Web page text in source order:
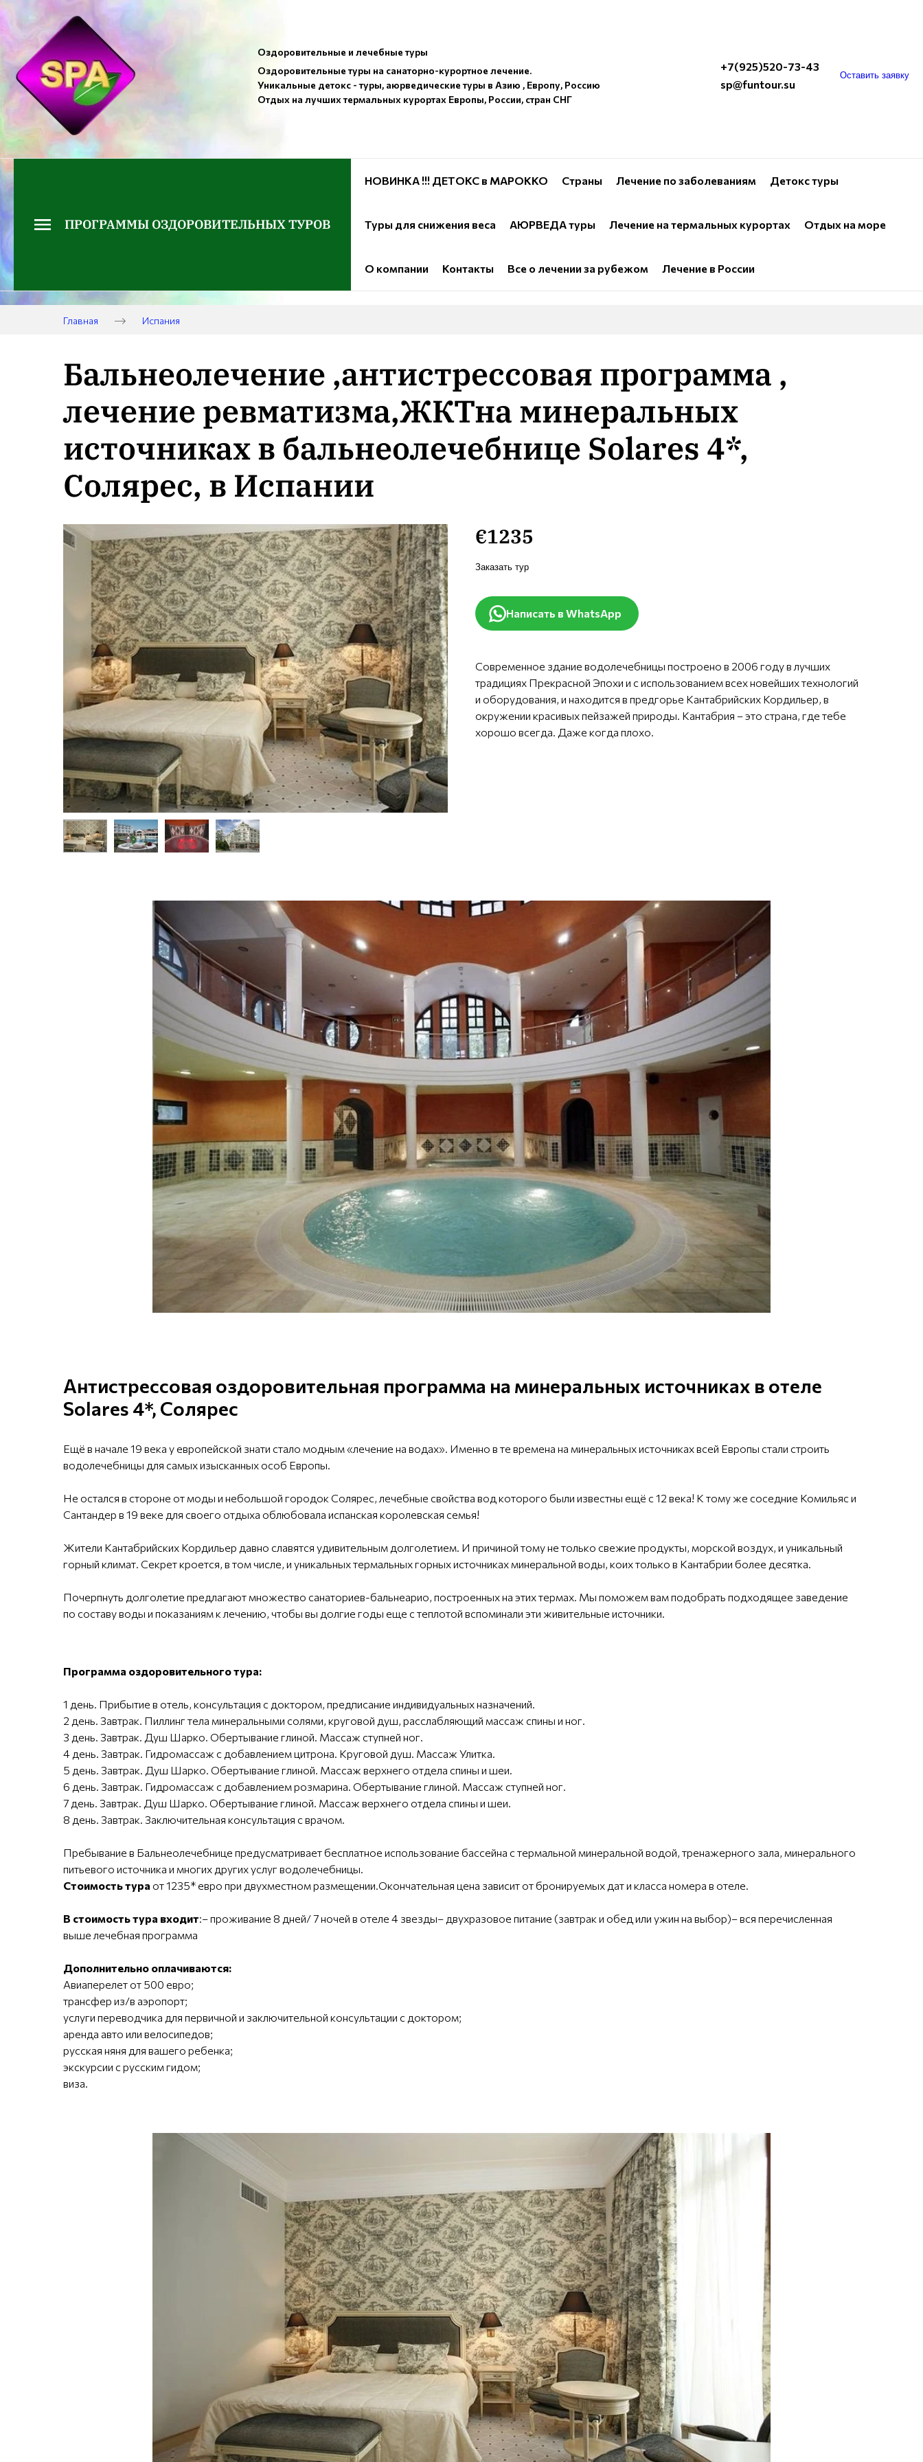
Оздоровительные и лечебные туры
Оздоровительные туры на санаторно-курортное лечение.
Уникальные детокс - туры, аюрведические туры в Азию , Европу, Россию
Отдых на лучших термальных курортах Европы, России, стран СНГ
+7(925)520-73-43
sp@funtour.su
Оставить заявку
ПРОГРАММЫ ОЗДОРОВИТЕЛЬНЫХ ТУРОВ
НОВИНКА !!! ДЕТОКС в МАРОККО Страны Лечение по заболеваниям Детокс туры
Туры для снижения веса АЮРВЕДА туры Лечение на термальных курортах Отдых на море
О компании Контакты Все о лечении за рубежом Лечение в России
Главная Испания
Бальнеолечение ,антистрессовая программа ,
лечение ревматизма,ЖКТна минеральных
источниках в бальнеолечебнице Solares 4*,
Солярес, в Испании
€1235
Заказать тур
Написать в WhatsApp
Современное здание водолечебницы построено в 2006 году в лучших
традициях Прекрасной Эпохи и с использованием всех новейших технологий
и оборудования, и находится в предгорье Кантабрийских Кордильер, в
окружении красивых пейзажей природы. Кантабрия – это страна, где тебе
хорошо всегда. Даже когда плохо.
Антистрессовая оздоровительная программа на минеральных источниках в отеле
Solares 4*, Солярес
Ещё в начале 19 века у европейской знати стало модным «лечение на водах». Именно в те времена на минеральных источниках всей Европы стали строить
водолечебницы для самых изысканных особ Европы.
Не остался в стороне от моды и небольшой городок Солярес, лечебные свойства вод которого были известны ещё с 12 века! К тому же соседние Комильяс и
Сантандер в 19 веке для своего отдыха облюбовала испанская королевская семья!
Жители Кантабрийских Кордильер давно славятся удивительным долголетием. И причиной тому не только свежие продукты, морской воздух, и уникальный
горный климат. Секрет кроется, в том числе, и уникальных термальных горных источниках минеральной воды, коих только в Кантабрии более десятка.
Почерпнуть долголетие предлагают множество санаториев-бальнеарио, построенных на этих термах. Мы поможем вам подобрать подходящее заведение
по составу воды и показаниям к лечению, чтобы вы долгие годы еще с теплотой вспоминали эти живительные источники.
Программа оздоровительного тура:
1 день. Прибытие в отель, консультация с доктором, предписание индивидуальных назначений.
2 день. Завтрак. Пиллинг тела минеральными солями, круговой душ, расслабляющий массаж спины и ног.
3 день. Завтрак. Душ Шарко. Обертывание глиной. Массаж ступней ног.
4 день. Завтрак. Гидромассаж с добавлением цитрона. Круговой душ. Массаж Улитка.
5 день. Завтрак. Душ Шарко. Обертывание глиной. Массаж верхнего отдела спины и шеи.
6 день. Завтрак. Гидромассаж с добавлением розмарина. Обертывание глиной. Массаж ступней ног.
7 день. Завтрак. Душ Шарко. Обертывание глиной. Массаж верхнего отдела спины и шеи.
8 день. Завтрак. Заключительная консультация с врачом.
Пребывание в Бальнеолечебнице предусматривает бесплатное использование бассейна с термальной минеральной водой, тренажерного зала, минерального
питьевого источника и многих других услуг водолечебницы.
Стоимость тура от 1235* евро при двухместном размещении.Окончательная цена зависит от бронируемых дат и класса номера в отеле.
В стоимость тура входит:– проживание 8 дней/ 7 ночей в отеле 4 звезды– двухразовое питание (завтрак и обед или ужин на выбор)– вся перечисленная
выше лечебная программа
Дополнительно оплачиваются:
Авиаперелет от 500 евро;
трансфер из/в аэропорт;
услуги переводчика для первичной и заключительной консультации с доктором;
аренда авто или велосипедов;
русская няня для вашего ребенка;
экскурсии с русским гидом;
виза.